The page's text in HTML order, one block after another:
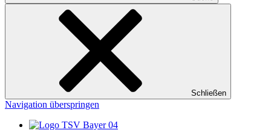
Schließen
Navigation überspringen